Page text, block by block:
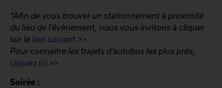
*Afin de vous trouver un stationnement à proximité
du lieu de l’évènement, nous vous invitons à cliquer
sur le lien suivant >>
Pour connaitre les trajets d’autobus les plus près,
cliquez ici >>
Soirée :